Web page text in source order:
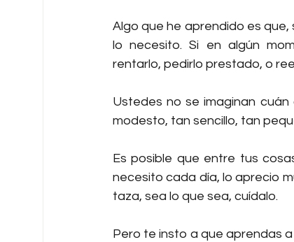
Algo que he aprendido es
lo necesito. Si en algún
rentarlo, pedirlo prestado, o
Ustedes no se imaginan
modesto, tan sencillo, tan
Es posible que entre tus
necesito cada día, lo aprecio
taza, sea lo que sea, cuídalo.
Pero te insto a que aprendas